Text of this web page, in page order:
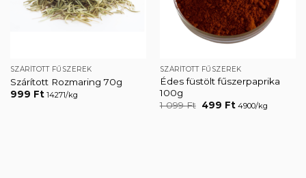
SZÁRÍTOTT FŰSZEREK
Szárított Rozmaring 70g
999 Ft14271/kg
SZÁRÍTOTT FŰSZEREK
Édes füstölt fűszerpaprika
100g
1 099Ft Original
499 FtCurrent
4900/kg